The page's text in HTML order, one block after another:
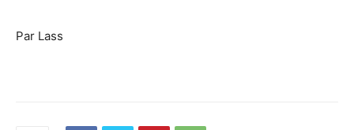
Par Lass